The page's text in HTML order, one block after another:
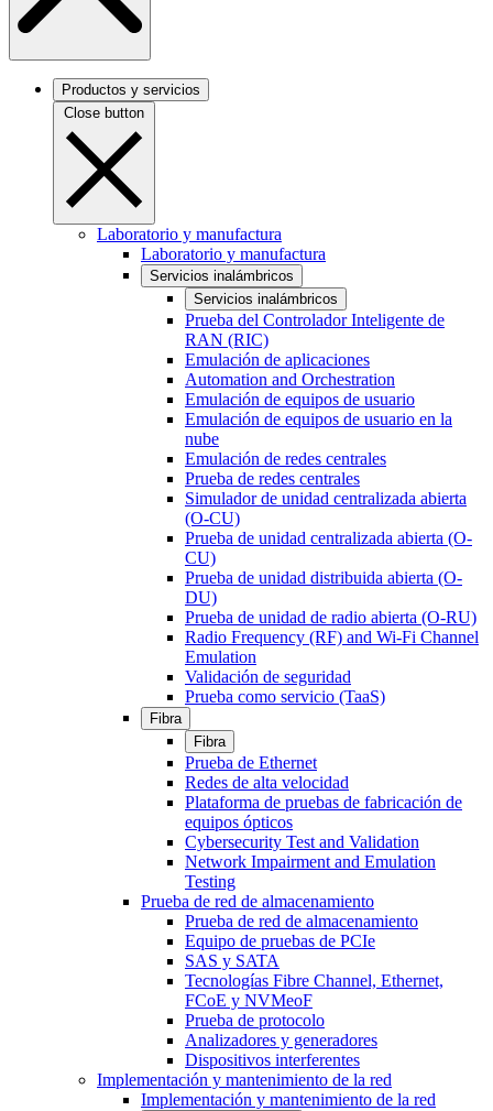
Productos y servicios
Close button
Laboratorio y manufactura
Laboratorio y manufactura
Servicios inalámbricos
Servicios inalámbricos
Prueba del Controlador Inteligente de
RAN (RIC)
Emulación de aplicaciones
Automation and Orchestration
Emulación de equipos de usuario
Emulación de equipos de usuario en la
nube
Emulación de redes centrales
Prueba de redes centrales
Simulador de unidad centralizada abierta
(O-CU)
Prueba de unidad centralizada abierta (O-
CU)
Prueba de unidad distribuida abierta (O-
DU)
Prueba de unidad de radio abierta (O-RU)
Radio Frequency (RF) and Wi-Fi Channel
Emulation
Validación de seguridad
Prueba como servicio (TaaS)
Fibra
Fibra
Prueba de Ethernet
Redes de alta velocidad
Plataforma de pruebas de fabricación de
equipos ópticos
Cybersecurity Test and Validation
Network Impairment and Emulation
Testing
Prueba de red de almacenamiento
Prueba de red de almacenamiento
Equipo de pruebas de PCIe
SAS y SATA
Tecnologías Fibre Channel, Ethernet,
FCoE y NVMeoF
Prueba de protocolo
Analizadores y generadores
Dispositivos interferentes
Implementación y mantenimiento de la red
Implementación y mantenimiento de la red